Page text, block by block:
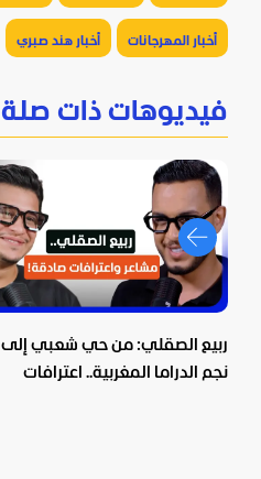
أخبار المهرجانات أخبار هند صبري
فيديوهات ذات صلة
ربيع الصقلي: من حي شعبي إلى
نجم الدراما المغربية.. اعترافات